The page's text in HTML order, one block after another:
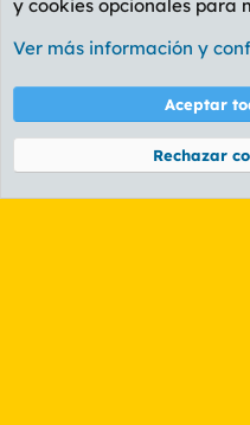
Etiquetas
Cookies
PL OLDSTYLE
Términos y
Community platform by XenForo® ©
y cookies opcionales para
Ver más información y
Aceptar
Rechazar